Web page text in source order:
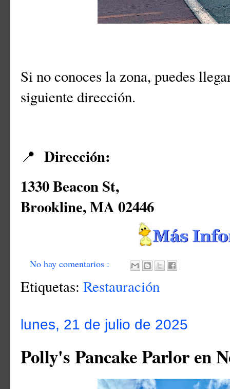
Si no conoces la zona, puedes
siguiente dirección.
📍 Dirección:
1330 Beacon St,
Brookline, MA 02446
No hay comentarios :
Etiquetas: Restauración
lunes, 21 de julio de 2025
Polly's Pancake Parlor en